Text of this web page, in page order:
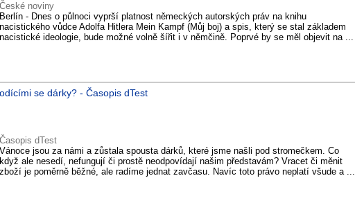
České noviny
Berlín - Dnes o půlnoci vyprší platnost německých autorských práv na knihu
nacistického vůdce Adolfa Hitlera Mein Kampf (Můj boj) a spis, který se stal základem
nacistické ideologie, bude možné volně šířit i v němčině. Poprvé by se měl objevit na ...
se dárky? - Časopis dTest
Časopis dTest
Vánoce jsou za námi a zůstala spousta dárků, které jsme našli pod stromečkem. Co
když ale nesedí, nefungují či prostě neodpovídají našim představám? Vracet či měnit
zboží je poměrně běžné, ale radíme jednat zavčasu. Navíc toto právo neplatí všude a ...